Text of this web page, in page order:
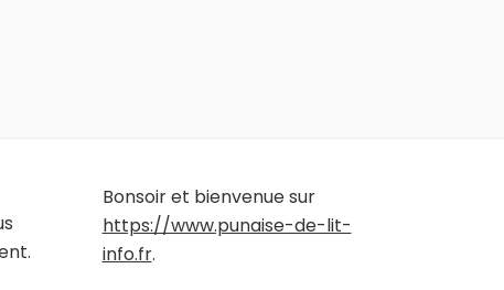
Bonsoir et bienvenue sur
https://www.punaise-de-lit-
info.fr.